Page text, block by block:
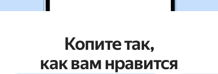
Копите так,
как вам нравится